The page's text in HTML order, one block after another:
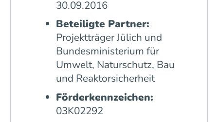
30.09.2016
Beteiligte Partner:
Projektträger Jülich und
Bundesministerium für
Umwelt, Naturschutz, Bau
und Reaktorsicherheit
Förderkennzeichen:
03K02292